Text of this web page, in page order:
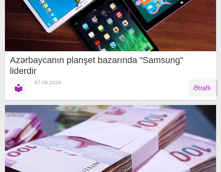
Azərbaycanın planşet bazarında "Samsung"
liderdir
07.08.2026
Ətraflı